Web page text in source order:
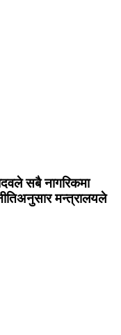
सबै नागरिकमा
मन्त्रालयले